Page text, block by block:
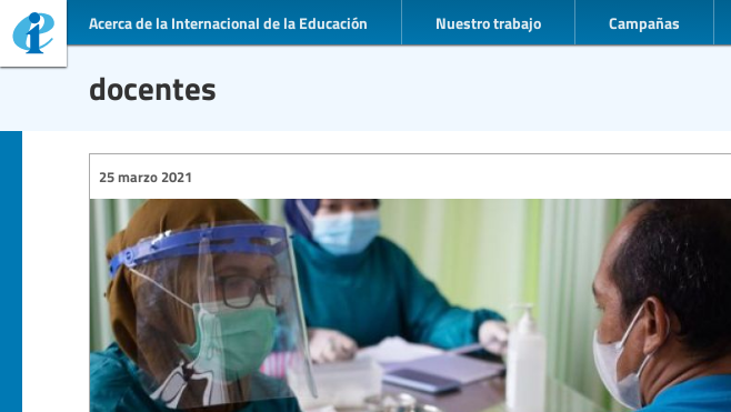
Acerca de la Internacional de la Educación Nuestro trabajo Campañas
docentes
25 marzo 2021